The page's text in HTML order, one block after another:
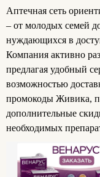
Аптечная сеть
– от молодых семей
нуждающихся в
Компания активно
предлагая удобный
возможностью
промокоды Живика,
дополнительные
необходимых